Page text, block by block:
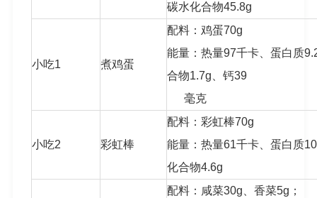
碳水化合物45.8g
小吃1 煮鸡蛋
配料：鸡蛋70g
能量：热量97千卡、蛋白质
合物1.7g、钙39
毫克
小吃2 彩虹棒
配料：彩虹棒70g
能量：热量61千卡、蛋白质
化合物4.6g
配料：咸菜30g、香菜5g；